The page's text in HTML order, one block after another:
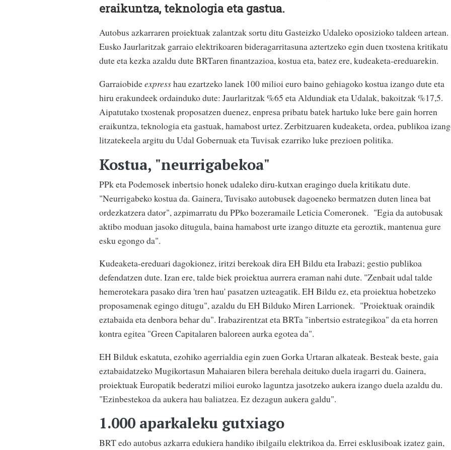
eraikuntza, teknologia eta gastua.
Autobus azkarraren proiektuak zalantzak sortu ditu Gasteizko Udaleko oposizioko taldeen artean.
Eusko Jaurlaritzak garraio elektrikoaren bideragarritasuna aztertzeko egin duen txostena kritikatu
dute eta kezka azaldu dute BRTaren finantzazioa, kostua eta, batez ere, kudeaketa-ereduarekin.
Garraiobideexpresshau ezartzeko lanek 100 milioi euro baino gehiagoko kostua izango dute eta
hiru erakundeek ordainduko dute: Jaurlaritzak %65 eta Aldundiak eta Udalak, bakoitzak %17,5.
Aipatutako txostenak proposatzen duenez, enpresa pribatu batek hartuko luke bere gain horren
eraikuntza, teknologia eta gastuak, hamabost urtez. Zerbitzuaren kudeaketa, ordea, publikoa
litzatekeela argitu du Udal Gobernuak eta Tuvisak ezarriko luke prezioen politika.
Kostua, "neurrigabekoa"
PPk eta Podemosek inbertsio honek udaleko diru-kutxan eragingo duela kritikatu dute.
"Neurrigabeko kostua da. Gainera, Tuvisako autobusek dagoeneko bermatzen duten linea bat
ordezkatzera dator", azpimarratu du PPko bozeramaile Leticia Comeronek. "Egia da autobusak
aktibo moduan jasoko ditugula, baina hamabost urte izango dituzte eta geroztik, mantenua gure
esku egongo da".
Kudeaketa-ereduari dagokionez, iritzi berekoak dira EH Bildu eta Irabazi; gestio publikoa
defendatzen dute. Izan ere, talde biek proiektua aurrera eraman nahi dute. "Zenbait udal talde
hemerotekara pasako dira 'tren hau' pasatzen uzteagatik. EH Bildu ez, eta proiektua hobetzeko
proposamenak egingo ditugu", azaldu du EH Bilduko Miren Larrionek. "Proiektuak oraindik
eztabaida eta denbora behar du". Irabazirentzat eta BRTa "inbertsio estrategikoa" da eta horren
kontra egitea "Green Capitalaren baloreen aurka egotea da".
EH Bilduk eskatuta, ezohiko agerrialdia egin zuen Gorka Urtaran alkateak. Besteak beste, gaia
eztabaidatzeko Mugikortasun Mahaiaren bilera berehala deituko duela iragarri du. Gainera,
proiektuak Europatik bederatzi milioi euroko laguntza jasotzeko aukera izango duela azaldu du.
"Ezinbestekoa da aukera hau baliatzea. Ez dezagun aukera galdu".
1.000 aparkaleku gutxiago
BRT edo autobus azkarra edukiera handiko ibilgailu elektrikoa da. Errei esklusiboak izatez gain,